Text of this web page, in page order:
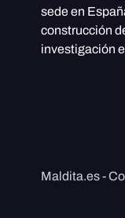
sede en
construcción
investigación
Maldita.es -